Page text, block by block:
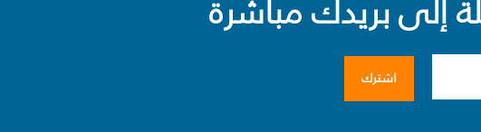
بريدك مباشرة
اشترك